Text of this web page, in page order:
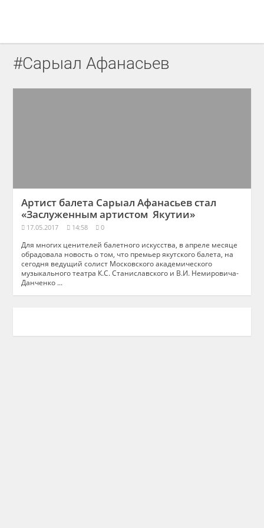
#Сарыал Афанасьев
Артист балета Сарыал Афанасьев стал
«Заслуженным артистом Якутии»
17.05.2017 14:58 0
Для многих ценителей балетного искусства, в апреле месяце
обрадовала новость о том, что премьер якутского балета, на
сегодня ведущий солист Московского академического
музыкального театра К.С. Станиславского и В.И. Немировича-
Данченко ...